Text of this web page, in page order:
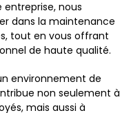
nous
dans la maintenance
tout en vous offrant
de haute qualité.
environnement de
non seulement à
mais aussi à